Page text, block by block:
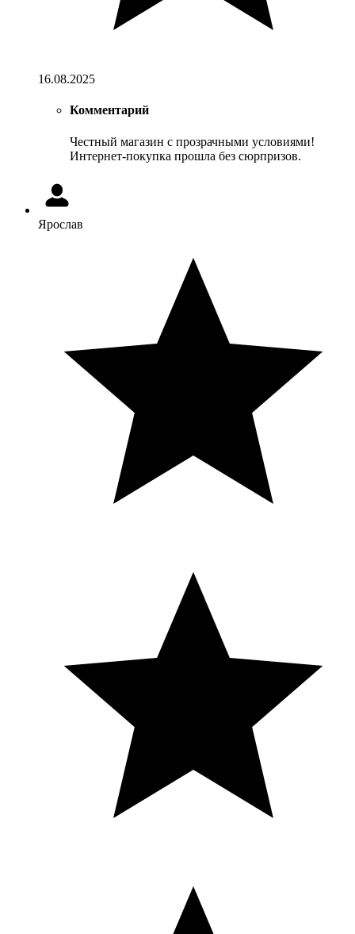
16.08.2025
Комментарий
Честный магазин с прозрачными условиями!
Интернет-покупка прошла без сюрпризов.
Ярослав